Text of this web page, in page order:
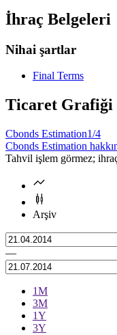
İhraç Belgeleri
Nihai şartlar
Final Terms
Ticaret Grafiği
Cbonds Estimation1/4
Cbonds Estimation
Tahvil işlem görmez;
Arşiv
—
1М
3М
1Y
3Y